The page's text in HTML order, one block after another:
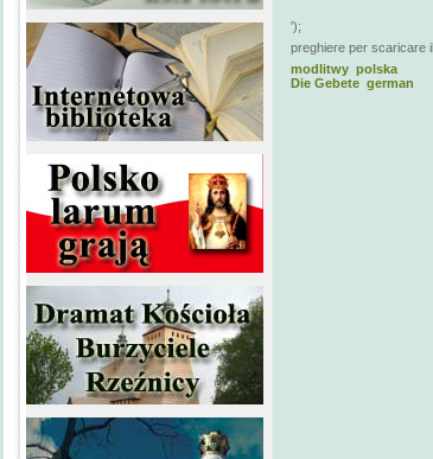
');
preghiere per scaricare
modlitwy polska
Die Gebete german